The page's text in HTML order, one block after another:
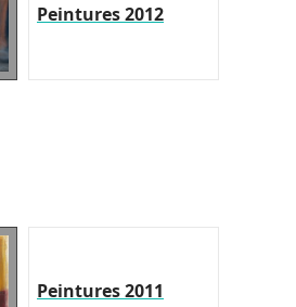
Peintures 2012
Peintures 2011